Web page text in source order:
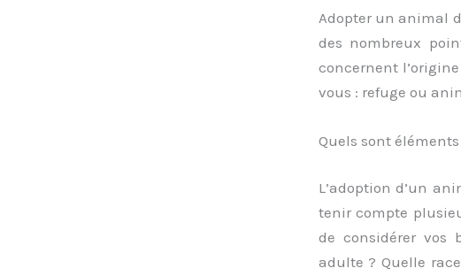
Adopter un animal
des nombreux
concernent
vous : refuge ou
Quels sont
L’adoption d’un
tenir compte
de considérer vos
adulte ? Quelle